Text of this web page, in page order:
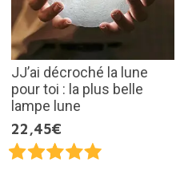
JJ’ai décroché la lune
pour toi : la plus belle
lampe lune
22,45€